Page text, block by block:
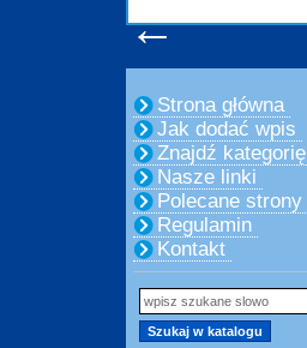
←
Strona główna
Jak dodać wpis
Znajdź kategorię
Nasze linki
Polecane strony
Regulamin
Kontakt